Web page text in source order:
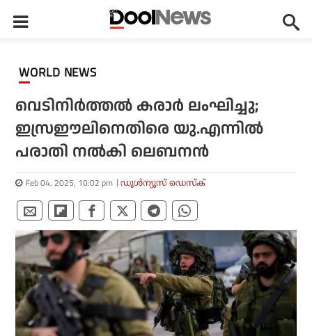
WORLD NEWS
വെടിനിര്‍ത്തല്‍ കരാര്‍ ലംഘിച്ചു;
ഇസ്രഈലിനെതിരെ യു.എന്നില്‍
പരാതി നല്‍കി ലെബനന്‍
Feb 04, 2025, 10:02 pm ഡൂള്‍ന്യൂസ് ഡെസ്‌ക്